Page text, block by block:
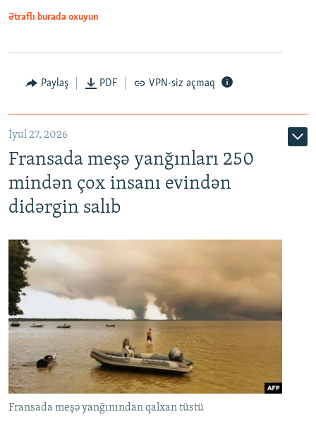
Ətraflı burada oxuyun
Paylaş PDF VPN-siz açmaq
İyul 27, 2026
Fransada meşə yanğınları 250
mindən çox insanı evindən
didərgin salıb
Fransada meşə yanğınından qalxan tüstü